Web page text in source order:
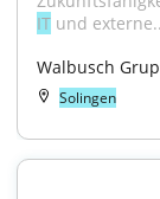
IT und
Walbusch
Solingen